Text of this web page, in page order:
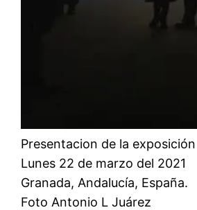
Presentacion de la
Lunes 22 de marzo del 2021
Granada, Andalucía, España.
Foto Antonio L Juárez